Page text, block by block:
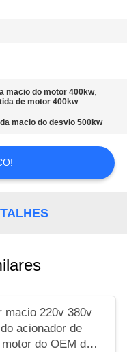
macio do motor 400kw,
de motor 400kw
macio do desvio 500kw
macio 220v 380v
acionador de
do OEM de